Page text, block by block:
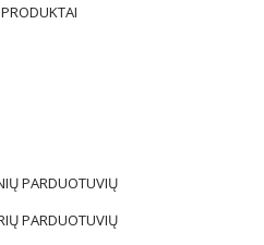
PARDUOTUVIŲ
PARDUOTUVIŲ